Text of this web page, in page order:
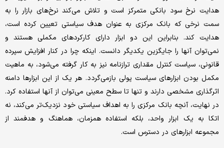
هدایت نرخ سود بانکی متمرکز است و تلاش می‌کند نرخ‌های بازار را به
سمت نرخی که بانک مرکزی به عنوان هدف سیاستی تعیین کرده است،
هدایت کند. بنابراین این دو ابزار دارای کارکردهای مکملی هستند و
نمی‌توان آنها را جایگزین یکدیگر دانست. اینکه چرا در کنار افزایش سپرده
قانونی، سیاست کنترل مقداری ترازنامه نیز به کار گرفته می‌شود، به ماهیت
مکمل بودن ابزارهای سیاست پولی بازمی‌گردد. هر یک از این ابزارها دامنه
اثرگذاری مشخصی دارند و تنها تا سطح معینی می‌توان از آنها استفاده کرد.
در نهایت، آنچه بانک مرکزی را به اهداف سیاستی خود نزدیک‌تر می‌کند، نه
اتکا به یک ابزار واحد، بلکه استفاده همزمان، هماهنگ و هدفمند از
مجموعه ابزارهای در دسترس است.